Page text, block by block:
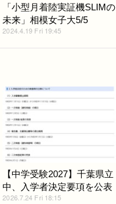
「小型月着陸実証機SLIMの
未来」相模女子大5/5
2024.4.19 Fri 19:45
【中学受験2027】千葉県立
中、入学者決定要項を公表
2026.7.24 Fri 18:15